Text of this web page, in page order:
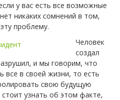
у вас есть все возможные
никаких сомнений в том,
проблему.
Человек
создал
и мы говорим, что
все в своей жизни, то есть
свою будущую
узнать об этом факте,